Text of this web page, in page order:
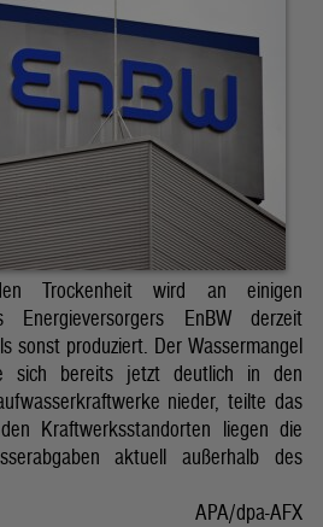
Trockenheit wird an einigen
Energieversorgers EnBW derzeit
sonst produziert. Der Wassermangel
sich bereits jetzt deutlich in den
nieder, teilte das
Kraftwerksstandorten liegen die
aktuell außerhalb des
APA/dpa-AFX